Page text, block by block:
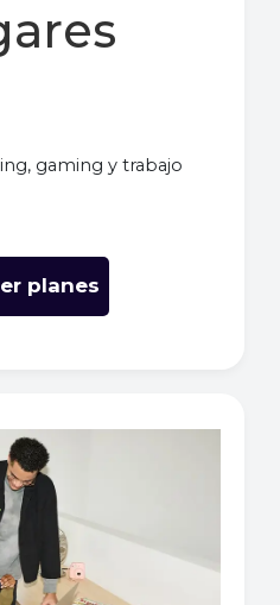
gaming y trabajo
planes